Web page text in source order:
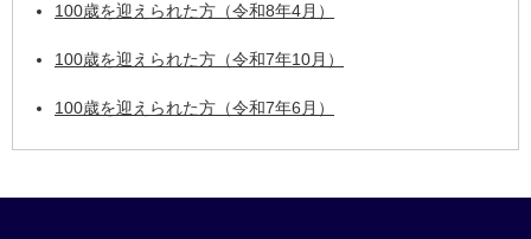
100歳を迎えられた方（令和8年4月）
100歳を迎えられた方（令和7年10月）
100歳を迎えられた方（令和7年6月）